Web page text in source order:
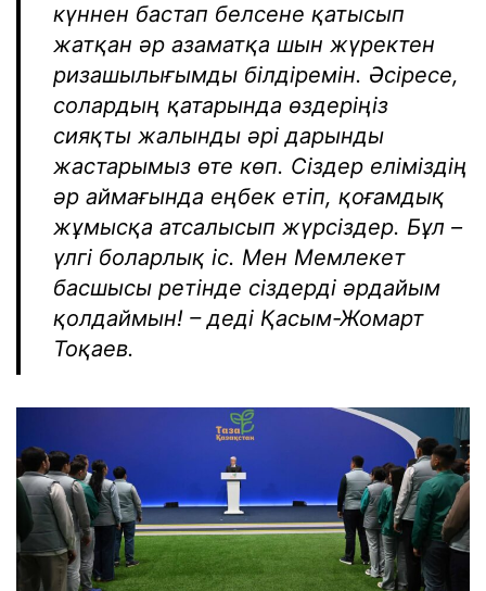
күннен бастап белсене қатысып
жатқан әр азаматқа шын жүректен
ризашылығымды білдіремін. Әсіресе,
солардың қатарында өздеріңіз
сияқты жалынды әрі дарынды
жастарымыз өте көп. Сіздер еліміздің
әр аймағында еңбек етіп, қоғамдық
жұмысқа атсалысып жүрсіздер. Бұл –
үлгі боларлық іс. Мен Мемлекет
басшысы ретінде сіздерді әрдайым
қолдаймын! – деді Қасым-Жомарт
Тоқаев.